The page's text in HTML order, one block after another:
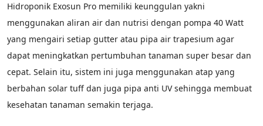
Hidroponik Exosun Pro memiliki keunggulan yakni
menggunakan aliran air dan nutrisi dengan pompa 40 Watt
yang mengairi setiap gutter atau pipa air trapesium agar
dapat meningkatkan pertumbuhan tanaman super besar dan
cepat. Selain itu, sistem ini juga menggunakan atap yang
berbahan solar tuff dan juga pipa anti UV sehingga membuat
kesehatan tanaman semakin terjaga.